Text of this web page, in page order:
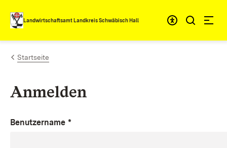
Zum Inhalt springen
Landwirtschaftsamt Landkreis Schwäbisch Hall
Startseite
Anmelden
Benutzername *